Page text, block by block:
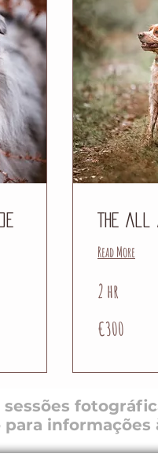
The all
Read More
2 hr
euros
€300
informações